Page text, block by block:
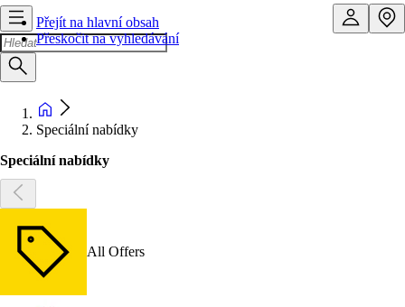
Přejít na hlavní obsah
Přeskočit na vyhledávání
Speciální nabídky
Speciální nabídky
All Offers